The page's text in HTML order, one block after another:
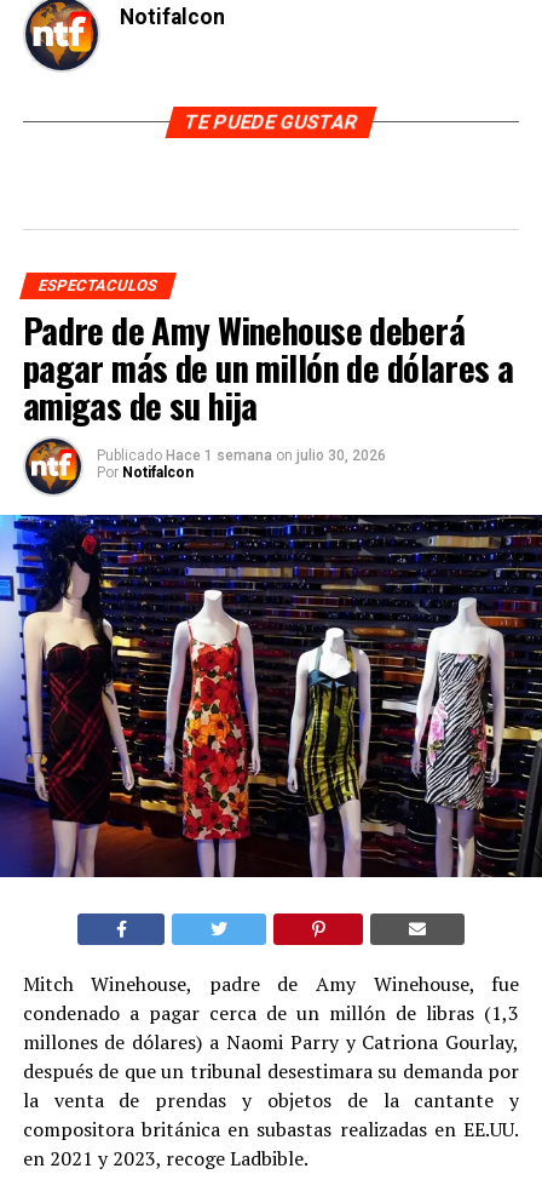
Notifalcon
TE PUEDE GUSTAR
ESPECTACULOS
Padre de Amy Winehouse deberá
pagar más de un millón de dólares a
amigas de su hija
Publicado Hace 1 semana on julio 30, 2026
Por Notifalcon
Mitch Winehouse, padre de Amy Winehouse, fue
condenado a pagar cerca de un millón de libras (1,3
millones de dólares) a Naomi Parry y Catriona Gourlay,
después de que un tribunal desestimara su demanda por
la venta de prendas y objetos de la cantante y
compositora británica en subastas realizadas en EE.UU.
en 2021 y 2023, recoge Ladbible.